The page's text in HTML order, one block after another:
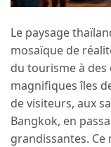
Le paysage
mosaïque de
du tourisme à des
magnifiques îles
de visiteurs, aux
Bangkok, en
grandissantes. Ce